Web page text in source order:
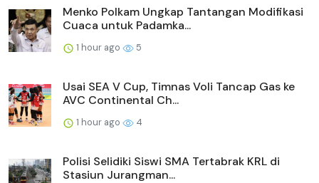
Menko Polkam Ungkap Tantangan Modifikasi
Cuaca untuk Padamka...
1 hour ago 5
Usai SEA V Cup, Timnas Voli Tancap Gas ke
AVC Continental Ch...
1 hour ago 4
Polisi Selidiki Siswi SMA Tertabrak KRL di
Stasiun Jurangman...